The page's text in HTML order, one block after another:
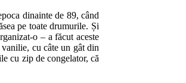
dinainte de 89, când
pe toate drumurile. Și
o – a făcut aceste
cu câte un gât din
cu zip de congelator, că